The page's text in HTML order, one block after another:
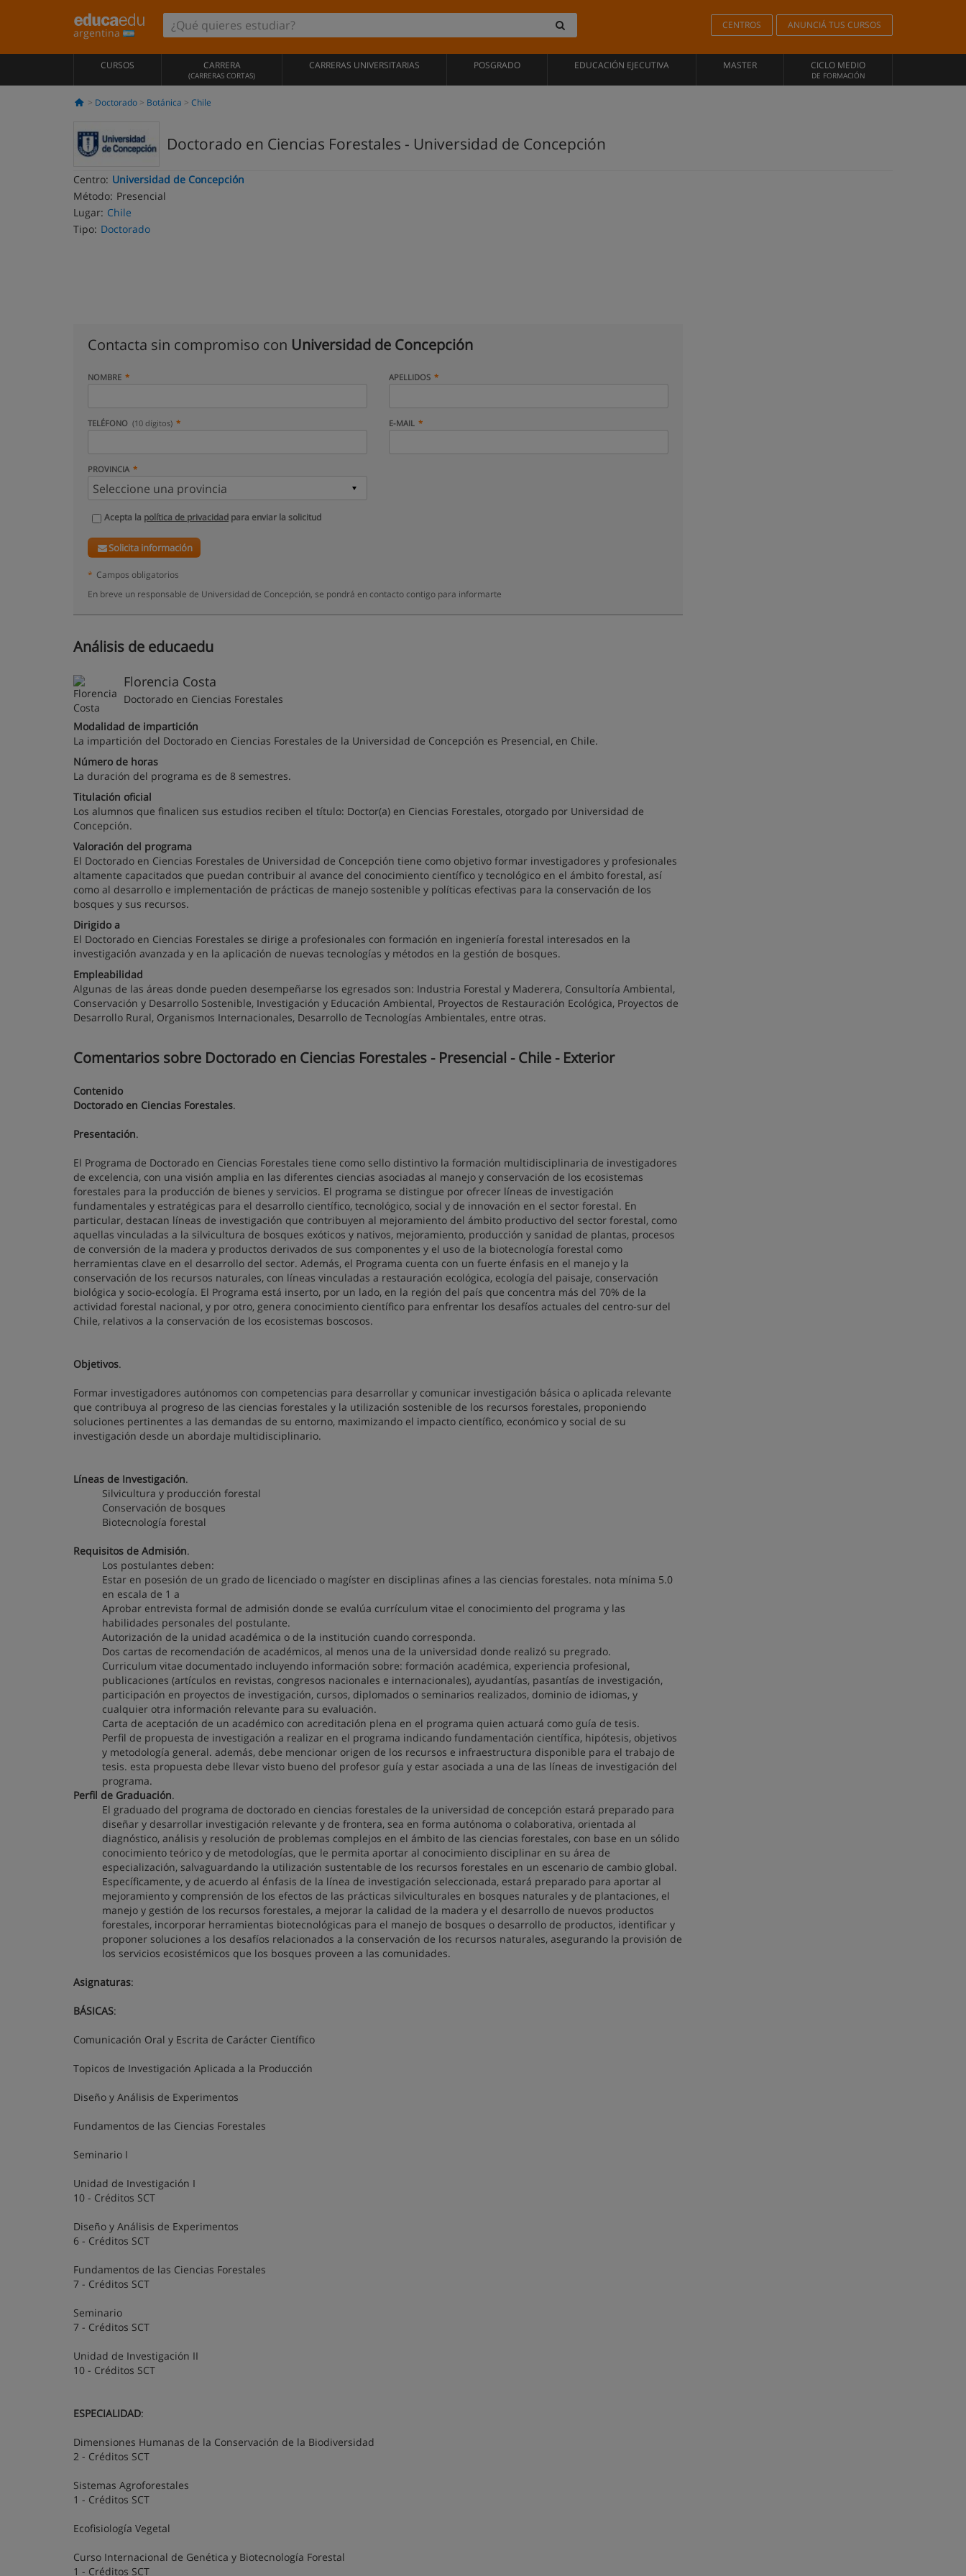
argentina
CENTROS ANUNCIÁ TUS CURSOS
CURSOS CARRERA
(CARRERAS CORTAS)
CARRERAS UNIVERSITARIAS POSGRADO EDUCACIÓN EJECUTIVA MASTER CICLO MEDIO
DE FORMACIÓN
Doctorado Botánica Chile
Doctorado en Ciencias Forestales - Universidad de Concepción
Centro: Universidad de Concepción
Método: Presencial
Lugar: Chile
Tipo: Doctorado
Contacta sin compromiso con Universidad de Concepción
NOMBRE APELLIDOS
TELÉFONO (10 dígitos) E-MAIL
PROVINCIA
Acepta la política de privacidad para enviar la solicitud
Solicita información
* Campos obligatorios
En breve un responsable de Universidad de Concepción, se pondrá en contacto contigo para informarte
Análisis de educaedu
Florencia Costa
Doctorado en Ciencias Forestales
Modalidad de impartición
La impartición del Doctorado en Ciencias Forestales de la Universidad de Concepción es Presencial, en Chile.
Número de horas
La duración del programa es de 8 semestres.
Titulación oficial
Los alumnos que finalicen sus estudios reciben el título: Doctor(a) en Ciencias Forestales, otorgado por Universidad de
Concepción.
Valoración del programa
El Doctorado en Ciencias Forestales de Universidad de Concepción tiene como objetivo formar investigadores y profesionales
altamente capacitados que puedan contribuir al avance del conocimiento científico y tecnológico en el ámbito forestal, así
como al desarrollo e implementación de prácticas de manejo sostenible y políticas efectivas para la conservación de los
bosques y sus recursos.
Dirigido a
El Doctorado en Ciencias Forestales se dirige a profesionales con formación en ingeniería forestal interesados en la
investigación avanzada y en la aplicación de nuevas tecnologías y métodos en la gestión de bosques.
Empleabilidad
Algunas de las áreas donde pueden desempeñarse los egresados son: Industria Forestal y Maderera, Consultoría Ambiental,
Conservación y Desarrollo Sostenible, Investigación y Educación Ambiental, Proyectos de Restauración Ecológica, Proyectos de
Desarrollo Rural, Organismos Internacionales, Desarrollo de Tecnologías Ambientales, entre otras.
Comentarios sobre Doctorado en Ciencias Forestales - Presencial - Chile - Exterior
Contenido
Doctorado en Ciencias Forestales.
Presentación.
El Programa de Doctorado en Ciencias Forestales tiene como sello distintivo la formación multidisciplinaria de investigadores
de excelencia, con una visión amplia en las diferentes ciencias asociadas al manejo y conservación de los ecosistemas
forestales para la producción de bienes y servicios. El programa se distingue por ofrecer líneas de investigación
fundamentales y estratégicas para el desarrollo científico, tecnológico, social y de innovación en el sector forestal. En
particular, destacan líneas de investigación que contribuyen al mejoramiento del ámbito productivo del sector forestal, como
aquellas vinculadas a la silvicultura de bosques exóticos y nativos, mejoramiento, producción y sanidad de plantas, procesos
de conversión de la madera y productos derivados de sus componentes y el uso de la biotecnología forestal como
herramientas clave en el desarrollo del sector. Además, el Programa cuenta con un fuerte énfasis en el manejo y la
conservación de los recursos naturales, con líneas vinculadas a restauración ecológica, ecología del paisaje, conservación
biológica y socio-ecología. El Programa está inserto, por un lado, en la región del país que concentra más del 70% de la
actividad forestal nacional, y por otro, genera conocimiento científico para enfrentar los desafíos actuales del centro-sur del
Chile, relativos a la conservación de los ecosistemas boscosos.
Objetivos.
Formar investigadores autónomos con competencias para desarrollar y comunicar investigación básica o aplicada relevante
que contribuya al progreso de las ciencias forestales y la utilización sostenible de los recursos forestales, proponiendo
soluciones pertinentes a las demandas de su entorno, maximizando el impacto científico, económico y social de su
investigación desde un abordaje multidisciplinario.
Líneas de Investigación.
Silvicultura y producción forestal
Conservación de bosques
Biotecnología forestal
Requisitos de Admisión.
Los postulantes deben:
Estar en posesión de un grado de licenciado o magíster en disciplinas afines a las ciencias forestales. nota mínima 5.0
en escala de 1 a
Aprobar entrevista formal de admisión donde se evalúa currículum vitae el conocimiento del programa y las
habilidades personales del postulante.
Autorización de la unidad académica o de la institución cuando corresponda.
Dos cartas de recomendación de académicos, al menos una de la universidad donde realizó su pregrado.
Curriculum vitae documentado incluyendo información sobre: formación académica, experiencia profesional,
publicaciones (artículos en revistas, congresos nacionales e internacionales), ayudantías, pasantías de investigación,
participación en proyectos de investigación, cursos, diplomados o seminarios realizados, dominio de idiomas, y
cualquier otra información relevante para su evaluación.
Carta de aceptación de un académico con acreditación plena en el programa quien actuará como guía de tesis.
Perfil de propuesta de investigación a realizar en el programa indicando fundamentación científica, hipótesis, objetivos
y metodología general. además, debe mencionar origen de los recursos e infraestructura disponible para el trabajo de
tesis. esta propuesta debe llevar visto bueno del profesor guía y estar asociada a una de las líneas de investigación del
programa.
Perfil de Graduación.
El graduado del programa de doctorado en ciencias forestales de la universidad de concepción estará preparado para
diseñar y desarrollar investigación relevante y de frontera, sea en forma autónoma o colaborativa, orientada al
diagnóstico, análisis y resolución de problemas complejos en el ámbito de las ciencias forestales, con base en un sólido
conocimiento teórico y de metodologías, que le permita aportar al conocimiento disciplinar en su área de
especialización, salvaguardando la utilización sustentable de los recursos forestales en un escenario de cambio global.
Específicamente, y de acuerdo al énfasis de la línea de investigación seleccionada, estará preparado para aportar al
mejoramiento y comprensión de los efectos de las prácticas silviculturales en bosques naturales y de plantaciones, el
manejo y gestión de los recursos forestales, a mejorar la calidad de la madera y el desarrollo de nuevos productos
forestales, incorporar herramientas biotecnológicas para el manejo de bosques o desarrollo de productos, identificar y
proponer soluciones a los desafíos relacionados a la conservación de los recursos naturales, asegurando la provisión de
los servicios ecosistémicos que los bosques proveen a las comunidades.
Asignaturas:
BÁSICAS:
Comunicación Oral y Escrita de Carácter Científico
Topicos de Investigación Aplicada a la Producción
Diseño y Análisis de Experimentos
Fundamentos de las Ciencias Forestales
Seminario I
Unidad de Investigación I
10 - Créditos SCT
Diseño y Análisis de Experimentos
6 - Créditos SCT
Fundamentos de las Ciencias Forestales
7 - Créditos SCT
Seminario
7 - Créditos SCT
Unidad de Investigación II
10 - Créditos SCT
ESPECIALIDAD:
Dimensiones Humanas de la Conservación de la Biodiversidad
2 - Créditos SCT
Sistemas Agroforestales
1 - Créditos SCT
Ecofisiología Vegetal
Curso Internacional de Genética y Biotecnología Forestal
1 - Créditos SCT